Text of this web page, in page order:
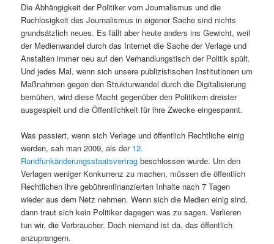
Die Abhängigkeit der Politiker vom Journalismus und die
Ruchlosigkeit des Journalismus in eigener Sache sind nichts
grundsätzlich neues. Es fällt aber heute anders ins Gewicht, weil
der Medienwandel durch das Internet die Sache der Verlage und
Anstalten immer neu auf den Verhandlungstisch der Politik spült.
Und jedes Mal, wenn sich unsere publizistischen Institutionen um
Maßnahmen gegen den Strukturwandel durch die Digitalisierung
bemühen, wird diese Macht gegenüber den Politikern dreister
ausgespielt und die Öffentlichkeit für ihre Zwecke eingespannt.
Was passiert, wenn sich Verlage und öffentlich Rechtliche einig
werden, sah man 2009, als der 12.
Rundfunkänderungsstaatsvertrag beschlossen wurde. Um den
Verlagen weniger Konkurrenz zu machen, müssen die öffentlich
Rechtlichen ihre gebührenfinanzierten Inhalte nach 7 Tagen
wieder aus dem Netz nehmen. Wenn sich die Medien einig sind,
dann traut sich kein Politiker dagegen was zu sagen. Verlieren
tun wir, die Verbraucher. Doch niemand ist da, das öffentlich
anzuprangern.